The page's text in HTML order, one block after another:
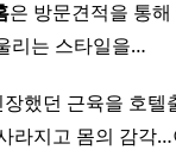
은 방문견적을 통
리는 스타일을…
했던 근육을 호텔
라지고 몸의 감각